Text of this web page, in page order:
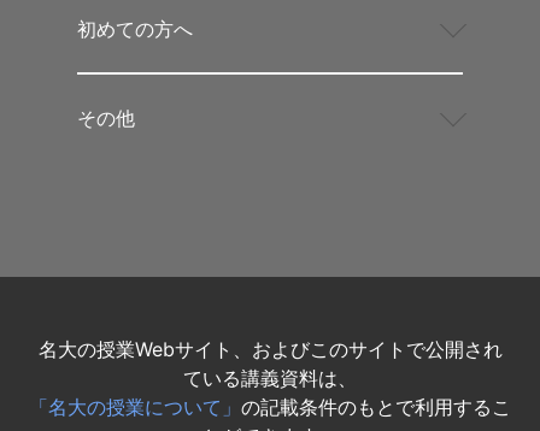
初めての方へ
その他
名大の授業Webサイト、およびこのサイトで公開され
ている講義資料は、
「名大の授業について」 の記載条件のもとで利用するこ